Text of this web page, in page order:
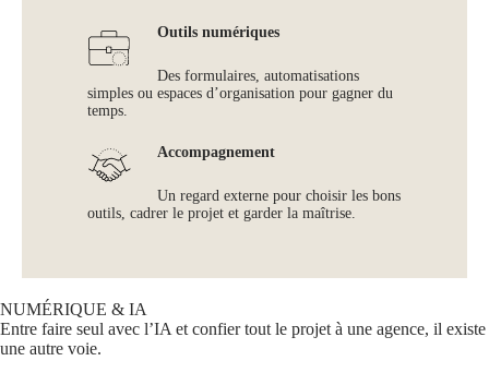
Outils numériques
Des formulaires, automatisations
simples ou espaces d’organisation pour gagner du
temps.
Accompagnement
Un regard externe pour choisir les bons
outils, cadrer le projet et garder la maîtrise.
NUMÉRIQUE & IA
Entre faire seul avec l’IA et confier tout le projet à une agence, il existe
une autre voie.